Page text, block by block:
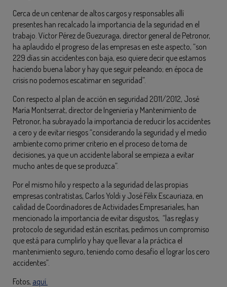
Cerca de un centenar de altos cargos y responsables allí
presentes han recalcado la importancia de la seguridad en el
trabajo. Víctor Pérez de Guezuraga, director general de Petronor,
ha aplaudido el progreso de las empresas en este aspecto, “son
229 días sin accidentes con baja, eso quiere decir que estamos
haciendo buena labor y hay que seguir peleando; en época de
crisis no podemos escatimar en seguridad”.
Con respecto al plan de acción en seguridad 2011/2012, José
María Montserrat, director de Ingeniería y Mantenimiento de
Petronor, ha subrayado la importancia de reducir los accidentes
a cero y de evitar riesgos “considerando la seguridad y el medio
ambiente como primer criterio en el proceso de toma de
decisiones, ya que un accidente laboral se empieza a evitar
mucho antes de que se produzca”.
Por el mismo hilo y respecto a la seguridad de las propias
empresas contratistas, Carlos Yoldi y José Félix Escauriaza, en
calidad de Coordinadores de Actividades Empresariales, han
mencionado la importancia de evitar disgustos, “las reglas y
protocolo de seguridad están escritas, pedimos un compromiso
que está para cumplirlo y hay que llevar a la práctica el
mantenimiento seguro, teniendo como desafío el lograr los cero
accidentes”.
Fotos, aquí.